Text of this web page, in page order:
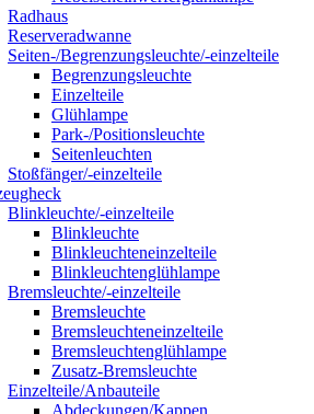
Radhaus
Reserveradwanne
Seiten-/Begrenzungsleuchte/-einzelteile
Begrenzungsleuchte
Einzelteile
Glühlampe
Park-/Positionsleuchte
Seitenleuchten
Stoßfänger/-einzelteile
Blinkleuchte/-einzelteile
Blinkleuchte
Blinkleuchteneinzelteile
Blinkleuchtenglühlampe
Bremsleuchte/-einzelteile
Bremsleuchte
Bremsleuchteneinzelteile
Bremsleuchtenglühlampe
Zusatz-Bremsleuchte
Einzelteile/Anbauteile
Abdeckungen/Kappen